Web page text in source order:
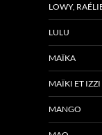
LOWY,
LULU
MAÏKA
MAÏKI ET IZZI
MANGO